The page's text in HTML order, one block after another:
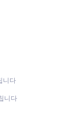
니다
니다